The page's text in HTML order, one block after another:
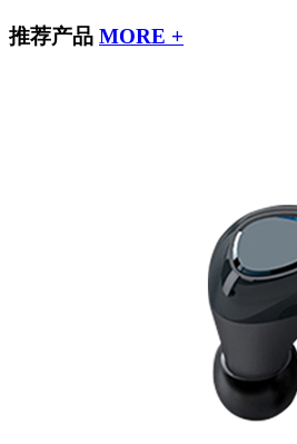
推荐产品 MORE +